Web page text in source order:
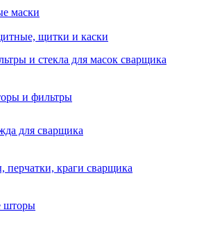
маски
щитки и каски
и стекла для масок сварщика
и фильтры
для сварщика
перчатки, краги сварщика
шторы